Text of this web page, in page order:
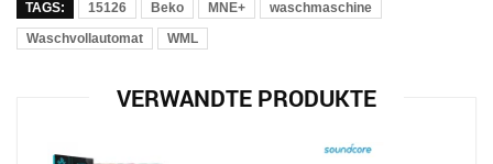
TAGS: 15126 Beko MNE+
waschmaschine
Waschvollautomat
WML
VERWANDTE PRODUKTE